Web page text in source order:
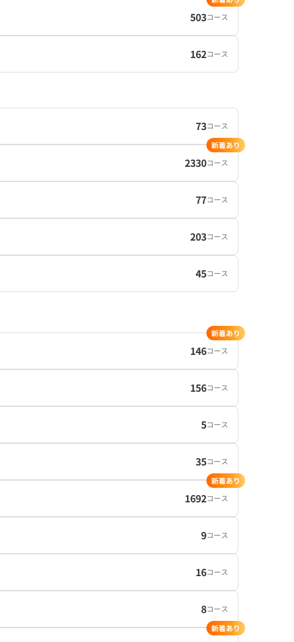
503コース
162コース
73コース
2330コース
新着あり
77コース
203コース
45コース
146コース
新着あり
156コース
5コース
35コース
1692コース
新着あり
9コース
16コース
8コース
新着あり